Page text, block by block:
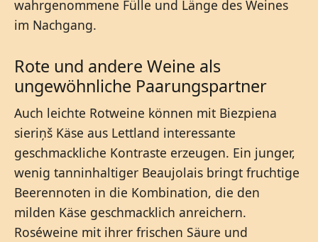
wahrgenommene Fülle und Länge des Weines
im Nachgang.
Rote und andere Weine als
ungewöhnliche Paarungspartner
Auch leichte Rotweine können mit Biezpiena
sieriņš Käse aus Lettland interessante
geschmackliche Kontraste erzeugen. Ein junger,
wenig tanninhaltiger Beaujolais bringt fruchtige
Beerennoten in die Kombination, die den
milden Käse geschmacklich anreichern.
Roséweine mit ihrer frischen Säure und